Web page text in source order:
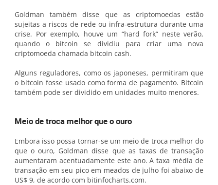
Goldman também disse que as criptomoedas estão
sujeitas a riscos de rede ou infra-estrutura durante uma
crise. Por exemplo, houve um “hard fork” neste verão,
quando o bitcoin se dividiu para criar uma nova
criptomoeda chamada bitcoin cash.
Alguns reguladores, como os japoneses, permitiram que
o bitcoin fosse usado como forma de pagamento. Bitcoin
também pode ser dividido em unidades muito menores.
Meio de troca melhor que o ouro
Embora isso possa tornar-se um meio de troca melhor do
que o ouro, Goldman disse que as taxas de transação
aumentaram acentuadamente este ano. A taxa média de
transação em seu pico em meados de julho foi abaixo de
US$ 9, de acordo com bitinfocharts.com.